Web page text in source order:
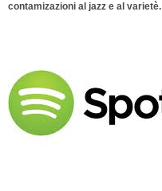
contamizazioni al jazz e al varietè.